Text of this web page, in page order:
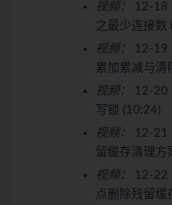
视频：
12-18
之最少连接数
视频：
12-19
累加累减与清
视频：
12-20
写锁 (10:24)
视频：
12-21
留缓存清理方
视频：
12-22
点删除残留缓